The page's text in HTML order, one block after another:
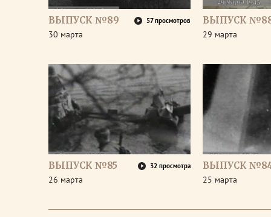
ВЫПУСК №89 57 просмотров
30 марта
ВЫПУСК
29 марта
ВЫПУСК №85 32 просмотра
26 марта
ВЫПУСК
25 марта